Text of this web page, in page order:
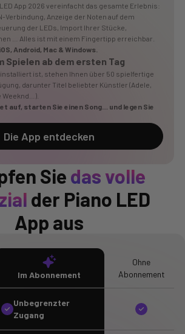
App 2026 vereinfacht das gesamte Erlebnis:
Verbindung, Anzeige der Noten auf dem
der LEDs, Import Ihrer Stücke,
… Alles ist mit einem Fingertipp erreichbar.
iOS, Android, Mac & Windows.
Spielen ab dem ersten Tag
installiert ist, stehen Ihnen über 50 spielfertige
darunter Titel beliebter Künstler (Adele,
Weeknd…).
auf, starten Sie einen Song… und legen Sie
Die App entdecken
Sie das volle
der Piano LED
App aus
Im Abonnement
Ohne
Abonnement
Unbegrenzter
Zugang